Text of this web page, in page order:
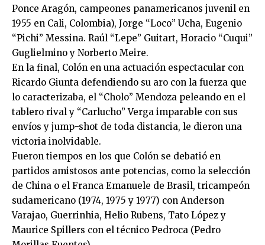
Ponce Aragón, campeones panamericanos juvenil en
1955 en Cali, Colombia), Jorge “Loco” Ucha, Eugenio
“Pichi” Messina. Raúl “Lepe” Guitart, Horacio “Cuqui”
Guglielmino y Norberto Meire.
En la final, Colón en una actuación espectacular con
Ricardo Giunta defendiendo su aro con la fuerza que
lo caracterizaba, el “Cholo” Mendoza peleando en el
tablero rival y “Carlucho” Verga imparable con sus
envíos y jump-shot de toda distancia, le dieron una
victoria inolvidable.
Fueron tiempos en los que Colón se debatió en
partidos amistosos ante potencias, como la selección
de China o el Franca Emanuele de Brasil, tricampeón
sudamericano (1974, 1975 y 1977) con Anderson
Varajao, Guerrinhia, Helio Rubens, Tato López y
Maurice Spillers con el técnico Pedroca (Pedro